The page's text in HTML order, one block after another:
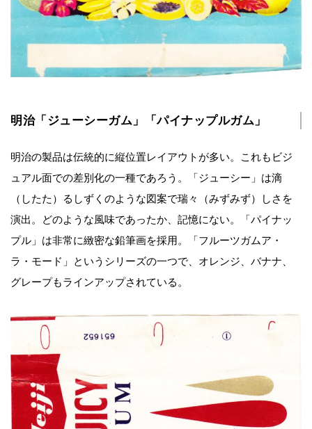
明治「ジューシーガム」「パイナップルガム」
明治の製品は伝統的に縦位置レイアウトが多い。これもビジ
ュアル面での差別化の一種であろう。「ジューシー」は滴
（したた）るしずくのような図案で瑞々（みずみず）しさを
演出。どのような風味であったか、記憶にない。「パイナッ
プル」は非常に緻密な鉛筆画を採用。「フルーツガムア・
ラ・モード」というシリーズの一つで、オレンジ、バナナ、
グレープもラインアップされている。